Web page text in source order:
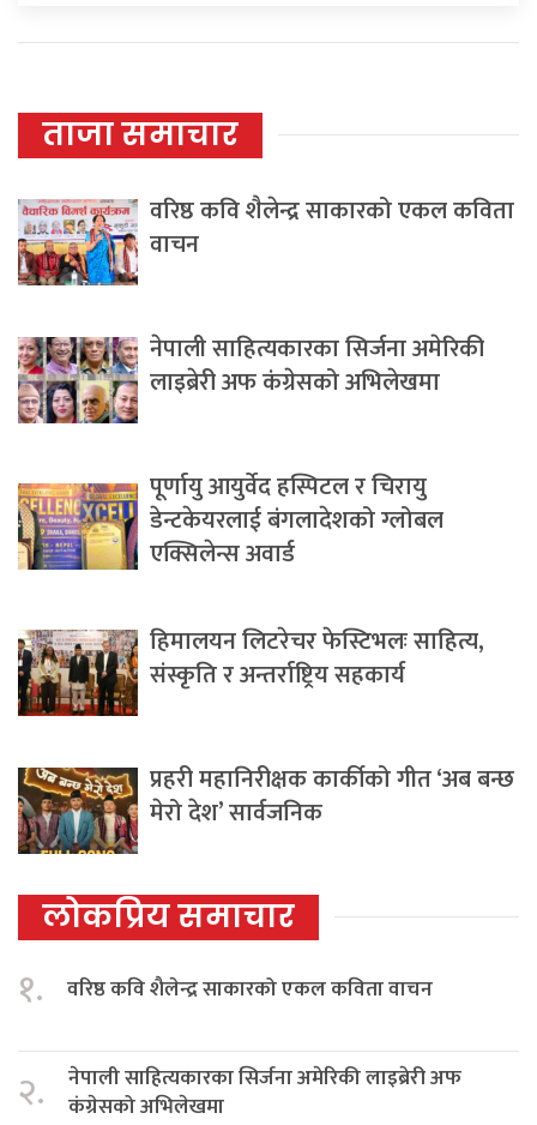
ताजा समाचार
वरिष्ठ कवि शैलेन्द्र साकारको एकल कविता
वाचन
नेपाली साहित्यकारका सिर्जना अमेरिकी
लाइब्रेरी अफ कंग्रेसको अभिलेखमा
पूर्णायु आयुर्वेद हस्पिटल र चिरायु
डेन्टकेयरलाई बंगलादेशको ग्लोबल
एक्सिलेन्स अवार्ड
हिमालयन लिटरेचर फेस्टिभलः साहित्य,
संस्कृति र अन्तर्राष्ट्रिय सहकार्य
प्रहरी महानिरीक्षक कार्कीको गीत ‘अब बन्छ
मेरो देश’ सार्वजनिक
लोकप्रिय समाचार
१. वरिष्ठ कवि शैलेन्द्र साकारको एकल कविता वाचन
२.
नेपाली साहित्यकारका सिर्जना अमेरिकी लाइब्रेरी अफ
कंग्रेसको अभिलेखमा